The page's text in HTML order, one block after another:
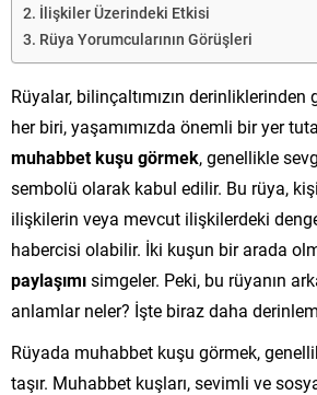
İlişkiler Üzerindeki Etkisi
Rüya Yorumcularının Görüşleri
Rüyalar, bilinçaltımızın derinliklerinden
her biri, yaşamımızda önemli bir yer
muhabbet kuşu görmek, genellikle
sembolü olarak kabul edilir. Bu rüya,
ilişkilerin veya mevcut ilişkilerdeki
habercisi olabilir. İki kuşun bir arada
paylaşımısimgeler. Peki, bu rüyanın
anlamlar neler? İşte biraz daha
Rüyada muhabbet kuşu görmek,
taşır. Muhabbet kuşları, sevimli ve